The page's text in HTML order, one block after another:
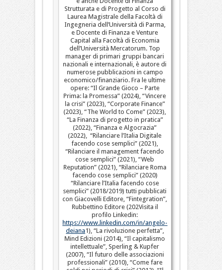
Strutturata e di Progetto al Corso di
Laurea Magistrale della Facoltà di
Ingegneria dell’Università di Parma,
e Docente di Finanza e Venture
Capital alla Facoltà di Economia
dell’Università Mercatorum. Top
manager di primari gruppi bancari
nazionali e internazionali, è autore di
numerose pubblicazioni in campo
economico/finanziario. Fra le ultime
opere: “Il Grande Gioco – Parte
Prima: la Promessa” (2024), “Vincere
la crisi” (2023), “Corporate Finance”
(2023), “The World to Come” (2023),
“La Finanza di progetto in pratica”
(2022), “Finanza e Algocrazia”
(2022), “Rilanciare l’Italia Digitale
facendo cose semplici” (2021),
“Rilanciare il management facendo
cose semplici” (2021), “Web
Reputation” (2021), “Rilanciare Roma
facendo cose semplici” (2020)
“Rilanciare l’Italia facendo cose
semplici” (2018/2019) tutti pubblicati
con Giacovelli Editore, “Fintegration”,
Rubbettino Editore (202Visita il
profilo Linkedin:
https://www.linkedin.com/in/angelo-
deiana1), “La rivoluzione perfetta”,
Mind Edizioni (2014), “Il capitalismo
intellettuale”, Sperling & Kupfer
(2007), “Il futuro delle associazioni
professionali” (2010), “Come fare